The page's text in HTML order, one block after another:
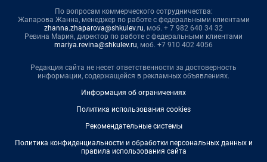
По вопросам коммерческого сотрудничества:
Жапарова Жанна, менеджер по работе с федеральными клиентами
zhanna.zhaparova@shkulev.ru, моб. + 7 982 640 34 32
Ревина Мария, директор по работе с федеральными клиентами
mariya.revina@shkulev.ru, моб. +7 910 402 4056
Редакция сайта не несет ответственности за достоверность
информации, содержащейся в рекламных объявлениях.
Информация об ограничениях
Политика использования cookies
Рекомендательные системы
Политика конфиденциальности и обработки персональных данных и
правила использования сайта